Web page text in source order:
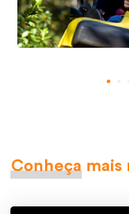
Conheça mais